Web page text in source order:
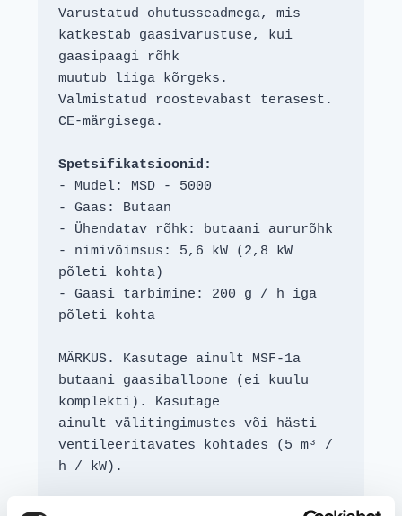
Varustatud ohutusseadmega, mis
katkestab gaasivarustuse, kui
gaasipaagi rõhk
muutub liiga kõrgeks.
Valmistatud roostevabast terasest.
CE-märgisega.
Spetsifikatsioonid:
- Mudel: MSD - 5000
- Gaas: Butaan
- Ühendatav rõhk: butaani aururõhk
- nimivõimsus: 5,6 kW (2,8 kW
põleti kohta)
- Gaasi tarbimine: 200 g / h iga
põleti kohta
MÄRKUS. Kasutage ainult MSF-1a
butaani gaasiballoone (ei kuulu
komplekti). Kasutage
ainult välitingimustes või hästi
ventileeritavates kohtades (5 m³ /
h / kW).